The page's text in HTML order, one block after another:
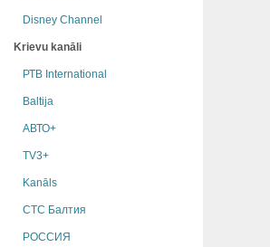
Disney Channel
Krievu kanāli
РТB International
Baltija
АВТО+
TV3+
Kanāls
СТС Балтия
РОССИЯ